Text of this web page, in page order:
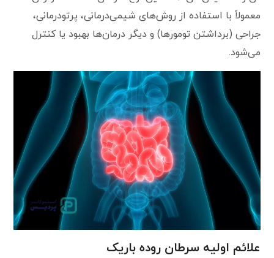
معمولاً با استفاده از روش‌های شیمی‌درمانی، پرتودرمانی،
جراحی (برداشتن تومورها) و دیگر درمان‌ها بهبود یا کنترل
می‌شود.
علائم اولیه سرطان روده باریک